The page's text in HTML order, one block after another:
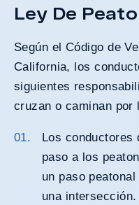
Ley De
Según el Código de
California, los
siguientes
cruzan o caminan por
Los conductores
paso a los
un paso
una intersección.